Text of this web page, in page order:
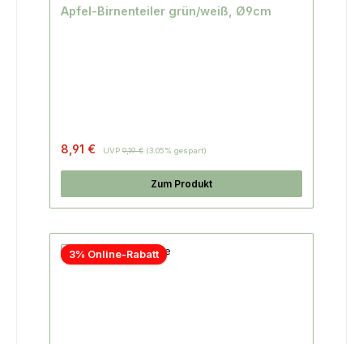
Apfel-Birnenteiler grün/weiß, Ø9cm
8,91 € UVP 9,19 € (3.05% gespart)
Zum Produkt
3% Online-Rabatt